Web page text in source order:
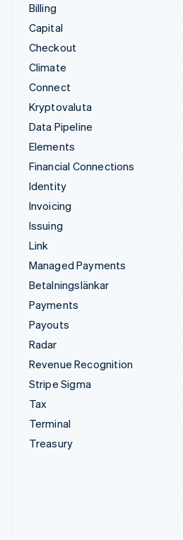
Billing
Capital
Checkout
Climate
Connect
Kryptovaluta
Data Pipeline
Elements
Financial Connections
Identity
Invoicing
Issuing
Link
Managed Payments
Betalningslänkar
Payments
Payouts
Radar
Revenue Recognition
Stripe Sigma
Tax
Terminal
Treasury